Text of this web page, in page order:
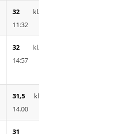
32kl.
11:32
32 kl.
14:57
31,5 kl.
14.00
31